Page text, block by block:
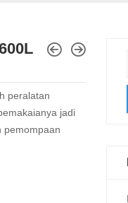
peralatan
jadi
pemompaan